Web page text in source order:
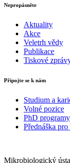
Nepropásněte
Aktuality
Akce
Veletrh vědy
Publikace
Tiskové
Připojte se k nám
Studium a
Volné pozice
PhD programy
Přednáška
Mikrobiologický